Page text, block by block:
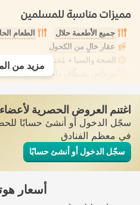
مميزات مناسبة للمسلمين
جميع الأطعمة حلال
الطعام
عقار خالٍ من الكحول
الصحة والسبا • مُختلط • ملابس
مرحاض بشطّاف داخلي مدمج
• في
مزيد من
اغتنم العروض الحصرية لأعضاء
سجّل الدخول أو أنشئ حسابًا
في معظم الفنادق
سجّل الدخول أو أنشئ حسابًا
أسعار